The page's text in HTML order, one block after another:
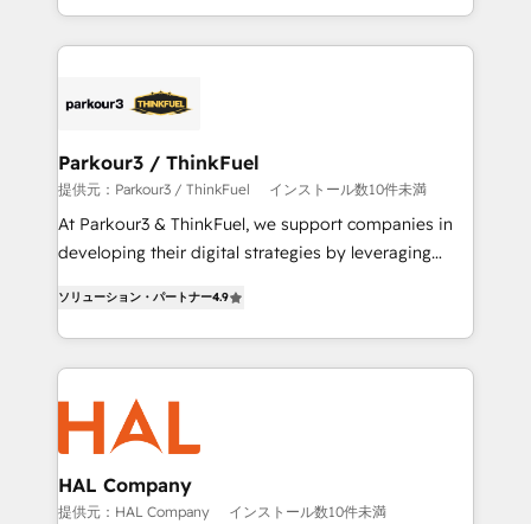
ecosystem as a reliable partner capable of delivering
remarkable experiences for our most sophisticated
Program, HubSpot.
Design With over 15 years of experience, we help
companies bridge the gap between marketing, sales,
data hygiene, and tailored HubSpot solutions. Our
a global consultancy with the care and agility of a
boutique firm. At Triario, we’re big enough to deliver
but small enough to listen. Our Services: HubSpot
implementations & data migration Custom AI agents
Website design Let’s turn your CRM into your growth
engine!
Parkour3 / ThinkFuel
提供元：Parkour3 / ThinkFuel インストール数10件未満
At Parkour3 & ThinkFuel, we support companies in
developing their digital strategies by leveraging
sales processes to generate growth. Our offer spans
from Strategy to Operations. We specialize in CRM
onboarding and implementation, web design, sales
& marketing automation, and digital marketing. With
extensive experience working with tech companies
and manufacturers since 2002, we are committed to
empowering our clients and developing their
autonomy. Get to grips with HubSpot through
ソリューション・パートナー4.9
HAL Company
提供元：HAL Company インストール数10件未満